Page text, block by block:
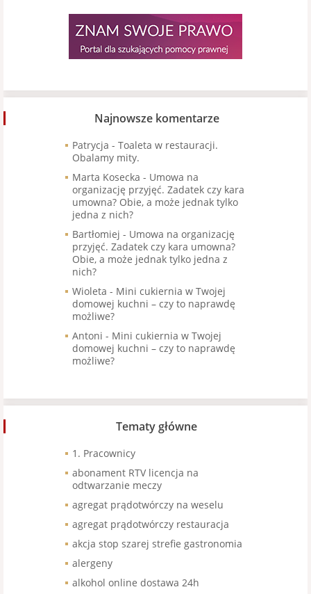
Najnowsze komentarze
Patrycja - Toaleta w restauracji.
Obalamy mity.
Marta Kosecka - Umowa na
organizację przyjęć. Zadatek czy kara
umowna? Obie, a może jednak tylko
jedna z nich?
Bartłomiej - Umowa na organizację
przyjęć. Zadatek czy kara umowna?
Obie, a może jednak tylko jedna z
nich?
Wioleta - Mini cukiernia w Twojej
domowej kuchni – czy to naprawdę
możliwe?
Antoni - Mini cukiernia w Twojej
domowej kuchni – czy to naprawdę
możliwe?
Tematy główne
1. Pracownicy
abonament RTV licencja na
odtwarzanie meczy
agregat prądotwórczy na weselu
agregat prądotwórczy restauracja
akcja stop szarej strefie gastronomia
alergeny
alkohol online dostawa 24h